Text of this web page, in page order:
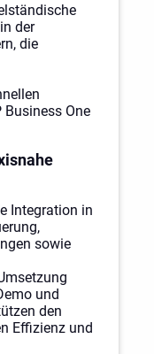
der
die
One
Integration in
sowie
und
den
Effizienz und